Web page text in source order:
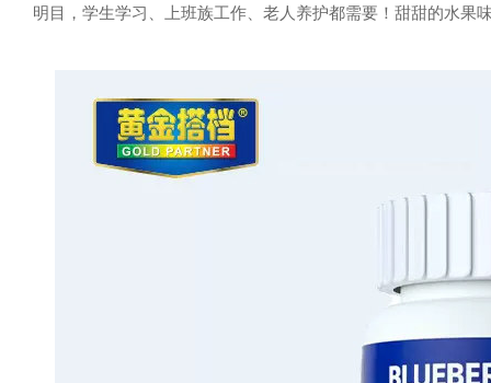
明目，学生学习、上班族工作、老人养护都需要！甜甜的水果